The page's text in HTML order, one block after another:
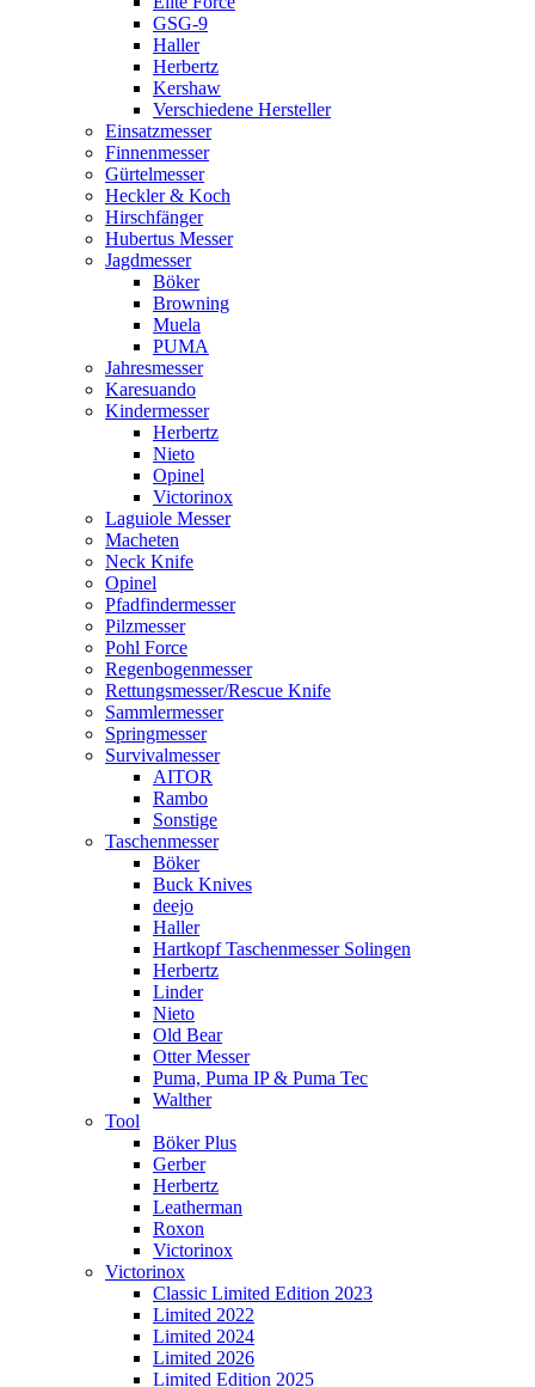
GSG-9
Haller
Herbertz
Kershaw
Verschiedene Hersteller
Einsatzmesser
Finnenmesser
Gürtelmesser
Heckler & Koch
Hirschfänger
Hubertus Messer
Jagdmesser
Böker
Browning
Muela
PUMA
Jahresmesser
Karesuando
Kindermesser
Herbertz
Nieto
Opinel
Victorinox
Laguiole Messer
Macheten
Neck Knife
Opinel
Pfadfindermesser
Pilzmesser
Pohl Force
Regenbogenmesser
Rettungsmesser/Rescue Knife
Sammlermesser
Springmesser
Survivalmesser
AITOR
Rambo
Sonstige
Taschenmesser
Böker
Buck Knives
deejo
Haller
Hartkopf Taschenmesser Solingen
Herbertz
Linder
Nieto
Old Bear
Otter Messer
Puma, Puma IP & Puma Tec
Walther
Tool
Böker Plus
Gerber
Herbertz
Leatherman
Roxon
Victorinox
Victorinox
Classic Limited Edition 2023
Limited 2022
Limited 2024
Limited 2026
Limited Edition 2025